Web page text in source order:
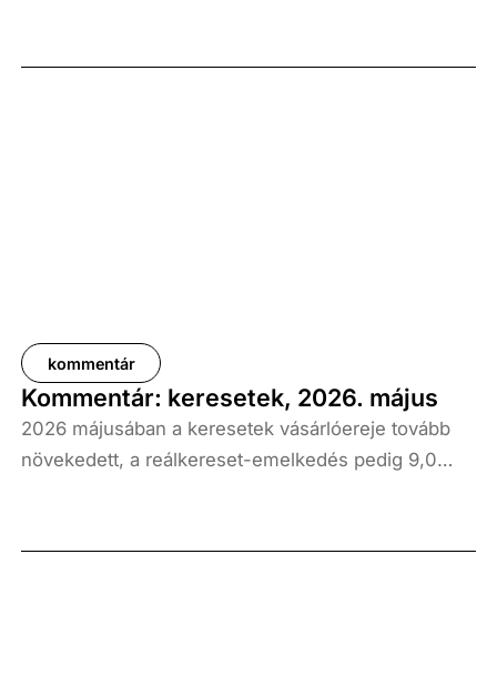
kommentár
Kommentár: keresetek, 2026. május
2026 májusában a keresetek vásárlóereje tovább
növekedett, a reálkereset-emelkedés pedig 9,0
százalékot, a nettóé 11,0 százalékot tett ki, emellett